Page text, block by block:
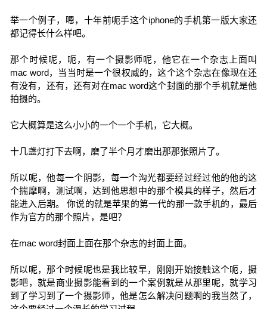
举一个例子，嗯，十年前呃手这个iphone的手机第一版大家还
都记得长什么样吧。
那个时候呢，呃，有一个摄影师呢，他它在一个杂志上面叫
mac word，当当时是一个很权威的，这个这个杂志在像现在还
有没有，还有，还有对在mac word这个封面的那个手机就是他
拍摄的。
它大概算是这么小小的一个一个手机，它大概。
十几盏灯打下去啊，磨了半个月才磨出那那张照片了。
所以呢，他每一个阴影，每一个沟光都要经过经过他的他的这
个揣摩啊，测试啊，达到他思想中的那个模具的样子，然后才
能进入后期。 你说的就是苹果的第一代的那一款手机的，最后
作为官方的那个照片，是吧？
在mac word封面上面在那个杂志的封面上面。
所以呢，那个时候呢也是我比较早，刚刚开始接触这个呃，摄
影吧，就是商业摄影能看到的一个案例就是从那里呢，就学习
到了学习到了一个摄影师，他是怎么解决问题啊的我当然了，